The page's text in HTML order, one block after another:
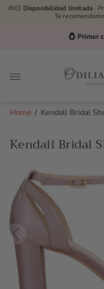
👰🏻 Disponibilidad limitada ·
Te
Home / Kendall Bridal
Kendall Bridal